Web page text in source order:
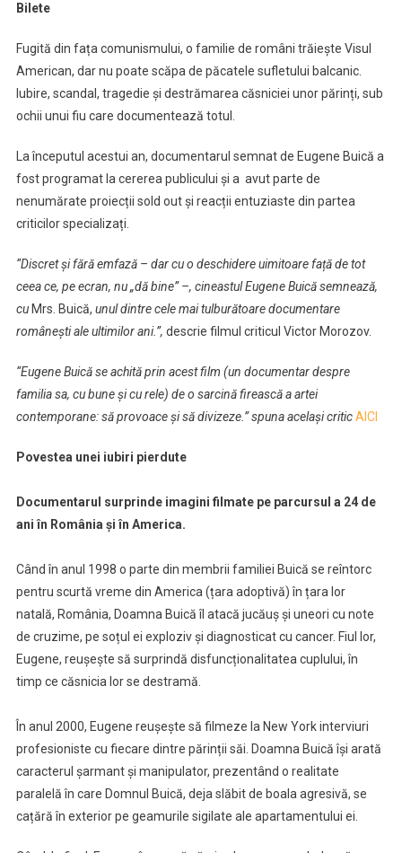
Arta
în
prezența
Bilete
Fugită din fața comunismului, o familie de români trăiește Visul
American, dar nu poate scăpa de păcatele sufletului balcanic.
Iubire, scandal, tragedie și destrămarea căsniciei unor părinți, sub
ochii unui fiu care documentează totul.
La începutul acestui an, documentarul semnat de Eugene Buică a
fost programat la cererea publicului și a avut parte de
nenumărate proiecții sold out și reacții entuziaste din partea
criticilor specializați.
“Discret și fără emfază – dar cu o deschidere uimitoare față de tot
ceea ce, pe ecran, nu „dă bine” –, cineastul Eugene Buică semnează,
cu Mrs. Buică, unul dintre cele mai tulburătoare documentare
românești ale ultimilor ani.”, descrie filmul criticul Victor Morozov.
“Eugene Buică se achită prin acest film (un documentar despre
familia sa, cu bune și cu rele) de o sarcină firească a artei
contemporane: să provoace și să divizeze.” spuna același criticAICI
Povestea unei iubiri pierdute
Documentarul surprinde imagini filmate pe parcursul a 24 de
ani în România și în America.
Când în anul 1998 o parte din membrii familiei Buică se reîntorc
pentru scurtă vreme din America (țara adoptivă) în țara lor
natală, România, Doamna Buică îl atacă jucăuș și uneori cu note
de cruzime, pe soțul ei exploziv și diagnosticat cu cancer. Fiul lor,
Eugene, reușește să surprindă disfuncționalitatea cuplului, în
timp ce căsnicia lor se destramă.
În anul 2000, Eugene reușește să filmeze la New York interviuri
profesioniste cu fiecare dintre părinții săi. Doamna Buică își arată
caracterul șarmant și manipulator, prezentând o realitate
paralelă în care Domnul Buică, deja slăbit de boala agresivă, se
cațără în exterior pe geamurile sigilate ale apartamentului ei.